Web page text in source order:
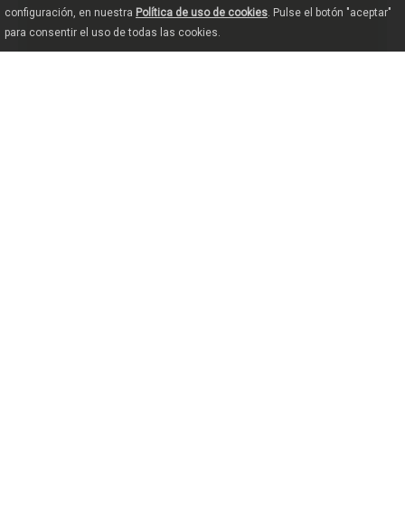
configuración, en nuestra Política de uso de cookies. Pulse el botón "aceptar"
para consentir el uso de todas las cookies.